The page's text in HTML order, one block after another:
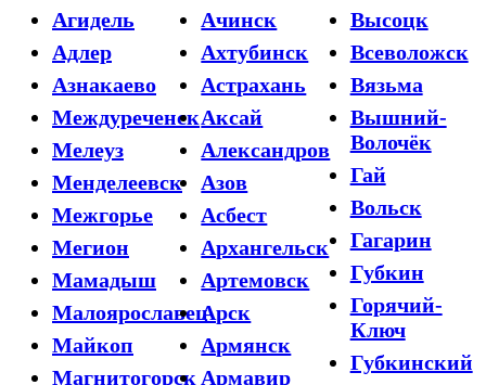
Агидель
Адлер
Азнакаево
Междуреченск
Мелеуз
Менделеевск
Межгорье
Мегион
Мамадыш
Малоярославец
Майкоп
Магнитогорск
Ачинск
Ахтубинск
Астрахань
Аксай
Александров
Азов
Асбест
Архангельск
Артемовск
Арск
Армянск
Армавир
Высоцк
Всеволожск
Вязьма
Вышний-
Волочёк
Гай
Вольск
Гагарин
Губкин
Горячий-
Ключ
Губкинский